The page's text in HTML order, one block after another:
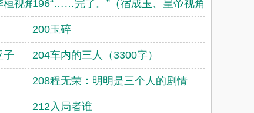
桓视角，宿成玉
196“……完了。”（宿成玉、皇帝视角，宿成
200玉碎
子 204车内的三人（3300字）
208程无荣：明明是三个人的剧情
212入局者谁